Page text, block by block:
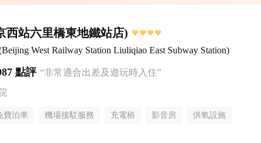
西站六里橋東地鐵站店)
West Railway Station Liuliqiao East Subway Station)
點評 “非常適合出差及遊玩時入住”
費泊車 機場接駁服務 充電樁 影音房 供氧設施